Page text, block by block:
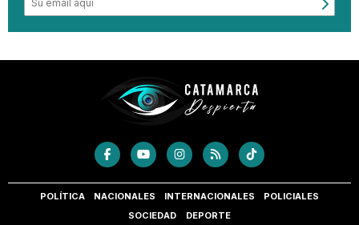
POLÍTICA NACIONALES INTERNACIONALES
POLICIALES
SOCIEDAD
DEPORTE